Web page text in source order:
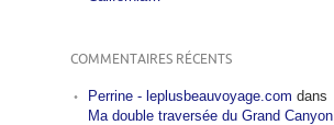
COMMENTAIRES RÉCENTS
Perrine - leplusbeauvoyage.com dans
Ma double traversée du Grand Canyon,